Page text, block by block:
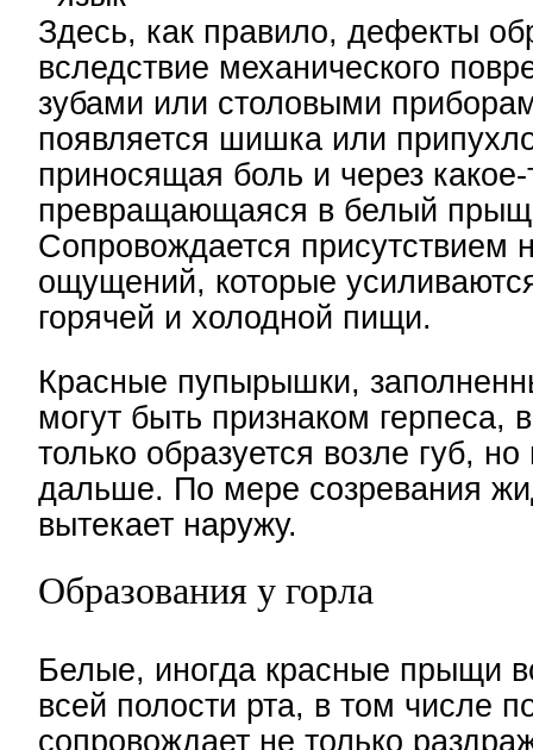
Здесь, как правило, дефекты
вследствие механического
зубами или столовыми
появляется шишка или
приносящая боль и через
превращающаяся в белый
Сопровождается присутствием
ощущений, которые
горячей и холодной пищи.
Красные пупырышки,
могут быть признаком герпеса,
только образуется возле губ,
дальше. По мере созревания
вытекает наружу.
Образования у горла
Белые, иногда красные прыщи
всей полости рта, в том числе
сопровождает не только